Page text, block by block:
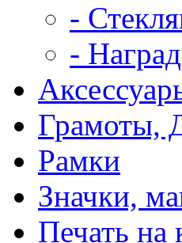
-
-
Грамоты,
Рамки
Значки,
Печать на